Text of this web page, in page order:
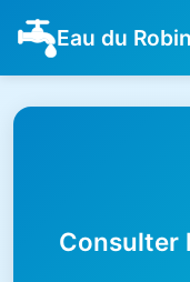
Eau du
Consulter